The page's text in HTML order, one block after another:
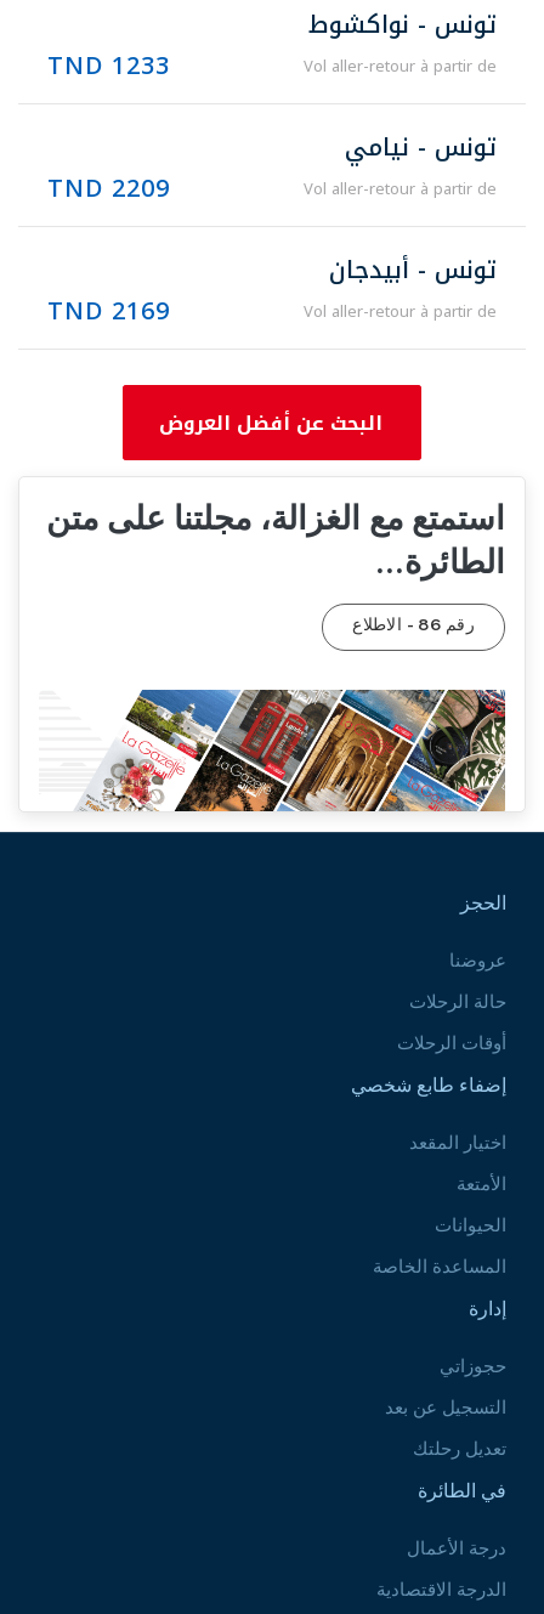
تونس - نواكشوط
Vol aller-retour à partir de
1233 TND
تونس - نيامي
Vol aller-retour à partir de
2209 TND
تونس - أبيدجان
Vol aller-retour à partir de
2169 TND
البحث عن أفضل العروض
استمتع مع الغزالة، مجلتنا على متن
الطائرة...
رقم 86 - الاطلاع
الحجز
عروضنا
حالة الرحلات
أوقات الرحلات
إضفاء طابع شخصي
اختيار المقعد
الأمتعة
الحيوانات
المساعدة الخاصة
إدارة
حجوزاتي
التسجيل عن بعد
تعديل رحلتك
في الطائرة
درجة الأعمال
الدرجة الاقتصادية